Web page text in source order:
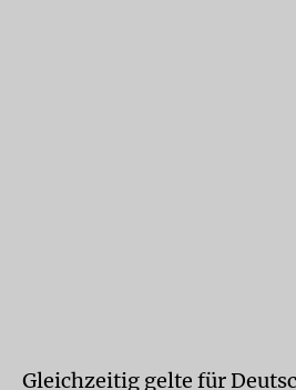
Gleichzeitig gelte für